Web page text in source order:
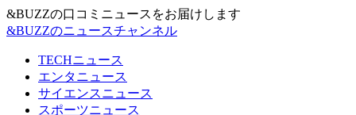
&BUZZの口コミニュースをお届けします
&BUZZのニュースチャンネル
TECHニュース
エンタニュース
サイエンスニュース
スポーツニュース